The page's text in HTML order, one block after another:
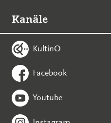
Kanäle
KultinO
Facebook
Youtube